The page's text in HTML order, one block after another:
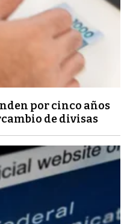
por cinco años
de divisas